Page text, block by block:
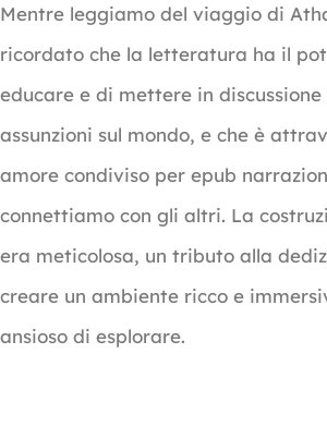
Mentre leggiamo del viaggio di
ricordato che la letteratura ha il
educare e di mettere in discussione
assunzioni sul mondo, e che è
amore condiviso per epub
connettiamo con gli altri. La
era meticolosa, un tributo alla
creare un ambiente ricco e
ansioso di esplorare.